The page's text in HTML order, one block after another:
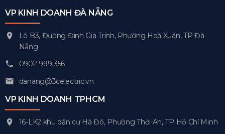
VP KINH DOANH ĐÀ NẴNG
Lô B3, Đường Đinh Gia Trinh, Phường Hoà Xuân, TP Đà
Nẵng
0902 999 356
danang@3celectric.vn
VP KINH DOANH TPHCM
16-LK2 khu dân cư Hà Đô, Phường Thới An, TP Hồ Chí Minh